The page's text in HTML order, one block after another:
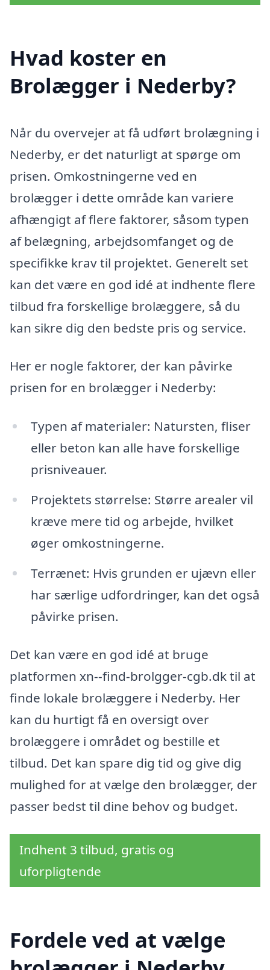
Hvad koster en
Brolægger i Nederby?
Når du overvejer at få udført brolægning i
Nederby, er det naturligt at spørge om
prisen. Omkostningerne ved en
brolægger i dette område kan variere
afhængigt af flere faktorer, såsom typen
af belægning, arbejdsomfanget og de
specifikke krav til projektet. Generelt set
kan det være en god idé at indhente flere
tilbud fra forskellige brolæggere, så du
kan sikre dig den bedste pris og service.
Her er nogle faktorer, der kan påvirke
prisen for en brolægger i Nederby:
Typen af materialer: Natursten, fliser
eller beton kan alle have forskellige
prisniveauer.
Projektets størrelse: Større arealer vil
kræve mere tid og arbejde, hvilket
øger omkostningerne.
Terrænet: Hvis grunden er ujævn eller
har særlige udfordringer, kan det også
påvirke prisen.
Det kan være en god idé at bruge
platformen xn--find-brolgger-cgb.dk til at
finde lokale brolæggere i Nederby. Her
kan du hurtigt få en oversigt over
brolæggere i området og bestille et
tilbud. Det kan spare dig tid og give dig
mulighed for at vælge den brolægger, der
passer bedst til dine behov og budget.
Indhent 3 tilbud, gratis og
uforpligtende
Fordele ved at vælge